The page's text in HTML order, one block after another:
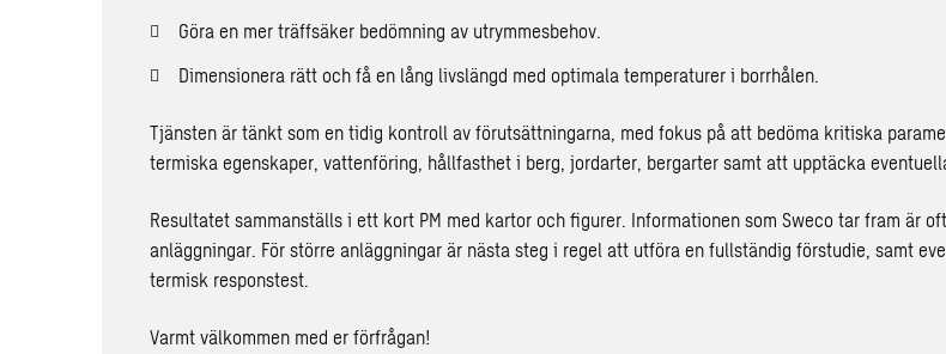
Göra en mer träffsäker bedömning av utrymmesbehov.
Dimensionera rätt och få en lång livslängd med optimala temperaturer i borrhålen.
Tjänsten är tänkt som en tidig kontroll av förutsättningarna, med fokus på att bedöma kritiska
termiska egenskaper, vattenföring, hållfasthet i berg, jordarter, bergarter samt att upptäcka
Resultatet sammanställs i ett kort PM med kartor och figurer. Informationen som Sweco tar fram är
anläggningar. För större anläggningar är nästa steg i regel att utföra en fullständig förstudie, samt
termisk responstest.
Varmt välkommen med er förfrågan!